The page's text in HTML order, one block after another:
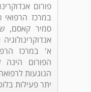
פורום
במרכז
סמיר קאסם,
א' במרכז
הפורום
הנוגעות
יתר פעילות